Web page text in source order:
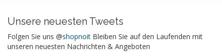
Unsere neuesten Tweets
Folgen Sie uns @shopnoit Bleiben Sie auf den Laufenden mit
unseren neuesten Nachrichten & Angeboten